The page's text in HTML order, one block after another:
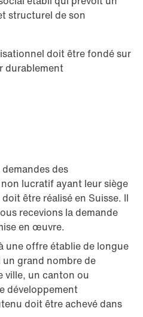
structurel de son
doit être fondé sur
durablement
des
lucratif ayant leur siège
être réalisé en Suisse. Il
recevions la demande
en œuvre.
une offre établie de longue
grand nombre de
ville, un canton ou
développement
doit être achevé dans